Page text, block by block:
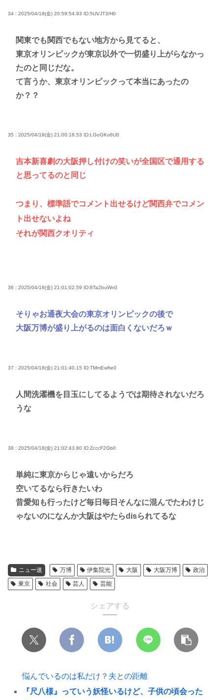
34 : 2025/04/18(金) 20:59:54.93 ID:5UVJT3/H0
関東でも関西でもない地方から見てると、
東京オリンピックが東京以外で一切盛り上がらなかっ
たのと同じだな。
て言うか、東京オリンピックって本当にあったの
か？？
35 : 2025/04/18(金) 21:00:18.53 ID:LGoGKo6U0
吉本新喜劇の大阪押し付けの笑いが全国区で通用する
と思ってるのと同じ
つまり、標準語でコメント出せるけど関西弁でコメン
ト出せないよね
それが関西クオリティ
36 : 2025/04/18(金) 21:01:02.59 ID:8Ta2buWn0
そりゃお通夜大会の東京オリンピックの後で
大阪万博が盛り上がるのは面白くないだろｗ
37 : 2025/04/18(金) 21:01:40.15 ID:TMmEwfte0
人間洗濯機を目玉にしてるようでは期待されないだろ
うな
38 : 2025/04/18(金) 21:02:43.80 ID:ZcccF2Gb0
単純に東京からじゃ遠いからだろ
空いてるなら行きたいわ
昔愛知も行ったけど毎日毎日そんなに混んでたわけじ
ゃないのになんか大阪はやたらdisられてるな
ニュー速 万博 伊集院光 大阪 大阪万博
政治
東京
社会 芸人 芸能
シェアする
悩んでいるのは私だけ？夫との距離
『尺八様』っていう妖怪いるけど、子供の頃会った